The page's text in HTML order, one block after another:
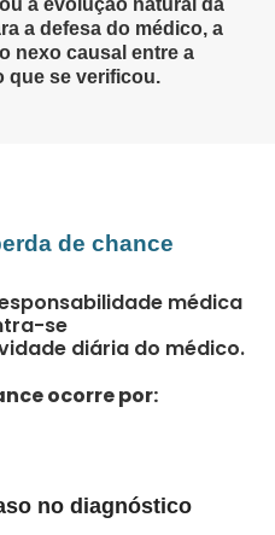
a defesa do médico, a
nexo causal entre a
que se verificou.
de chance
médica
se
diária do médico.
ocorre por:
no diagnóstico